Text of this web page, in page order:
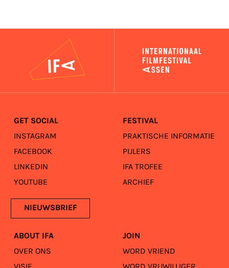
GET SOCIAL
INSTAGRAM
FACEBOOK
LINKEDIN
YOUTUBE
NIEUWSBRIEF
FESTIVAL
PRAKTISCHE INFORMATIE
PIJLERS
IFA TROFEE
ARCHIEF
ABOUT IFA
OVER ONS
JOIN
WORD VRIEND